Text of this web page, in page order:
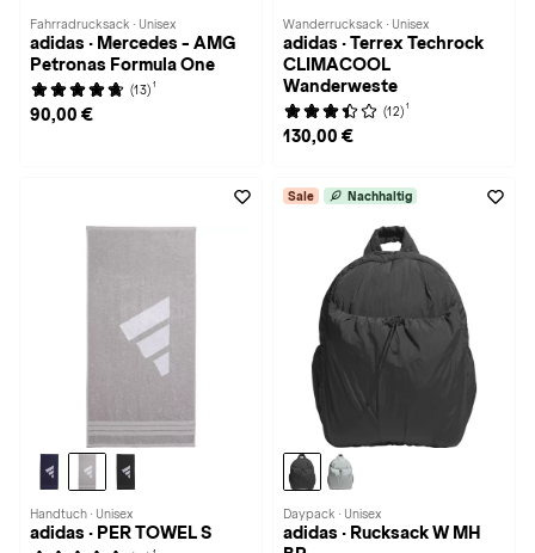
Fahrradrucksack · Unisex
adidas · Mercedes - AMG
Petronas Formula One
(13) 1
90,00 €
Wanderrucksack · Unisex
adidas · Terrex Techrock
CLIMACOOL
Wanderweste
(12) 1
130,00 €
Handtuch · Unisex
adidas · PER TOWEL S
Sale Nachhaltig
Daypack · Unisex
adidas · Rucksack W MH